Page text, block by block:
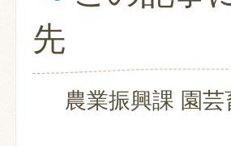
先
農業振興課 園芸